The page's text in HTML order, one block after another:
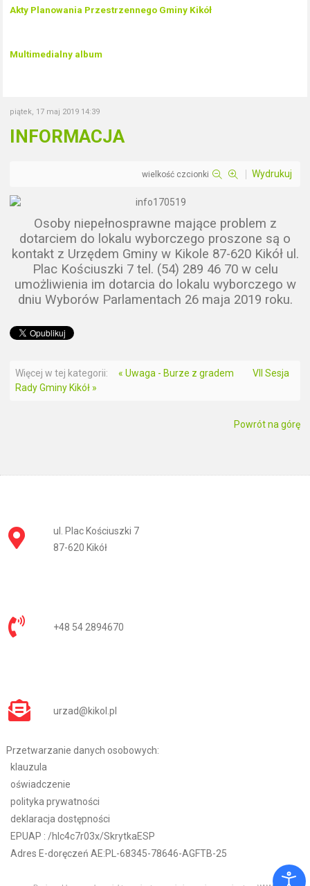
Akty Planowania Przestrzennego Gminy Kikół
Multimedialny album
piątek, 17 maj 2019 14:39
INFORMACJA
wielkość czcionki Wydrukuj
Osoby niepełnosprawne mające problem z
dotarciem do lokalu wyborczego proszone są o
kontakt z Urzędem Gminy w Kikole 87-620 Kikół ul.
Plac Kościuszki 7 tel. (54) 289 46 70 w celu
umożliwienia im dotarcia do lokalu wyborczego w
dniu Wyborów Parlamentach 26 maja 2019 roku.
Więcej w tej kategorii: « Uwaga - Burze z gradem
VII Sesja
Rady Gminy Kikół »
Powrót na górę
ul. Plac Kościuszki 7
87-620 Kikół
+48 54 2894670
urzad@kikol.pl
Przetwarzanie danych osobowych:
klauzula
oświadczenie
polityka prywatności
deklaracja dostępności
EPUAP : /hlc4c7r03x/SkrytkaESP
Adres E-doręczeń AE:PL-68345-78646-AGFTB-25